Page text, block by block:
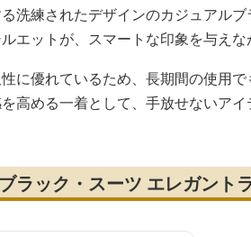
洗練されたデザインのカジュアルブ
エットが、スマートな印象を与えな
に優れているため、長期間の使用で
高める一着として、手放せないアイ
ラック・スーツ エレガント